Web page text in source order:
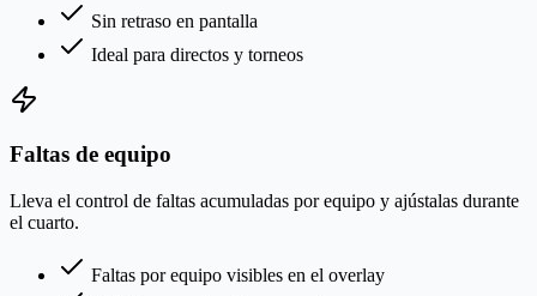
Sin retraso en pantalla
Ideal para directos y torneos
Faltas de equipo
Lleva el control de faltas acumuladas por equipo y ajústalas durante
el cuarto.
Faltas por equipo visibles en el overlay